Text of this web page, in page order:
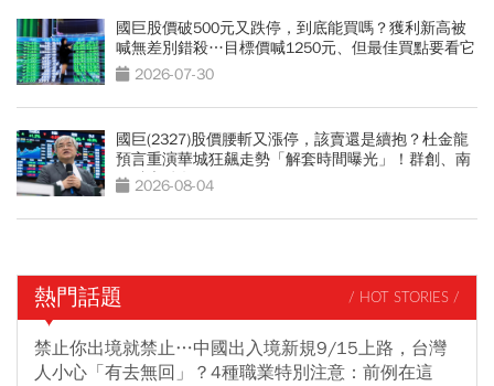
國巨股價破500元又跌停，到底能買嗎？獲利新高被
喊無差別錯殺…目標價喊1250元、但最佳買點要看它
2026-07-30
國巨(2327)股價腰斬又漲停，該賣還是續抱？杜金龍
預言重演華城狂飆走勢「解套時間曝光」！群創、南
亞科也點名
2026-08-04
熱門話題 / HOT STORIES /
禁止你出境就禁止…中國出入境新規9/15上路，台灣
人小心「有去無回」？4種職業特別注意：前例在這